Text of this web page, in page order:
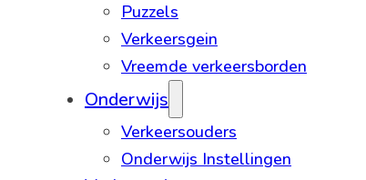
Puzzels
Verkeersgein
Vreemde verkeersborden
Onderwijs
Verkeersouders
Onderwijs Instellingen